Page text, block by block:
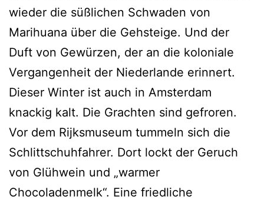
wieder die süßlichen Schwaden von
Marihuana über die Gehsteige. Und der
Duft von Gewürzen, der an die koloniale
Vergangenheit der Niederlande erinnert.
Dieser Winter ist auch in Amsterdam
knackig kalt. Die Grachten sind gefroren.
Vor dem Rijksmuseum tummeln sich die
Schlittschuhfahrer. Dort lockt der Geruch
von Glühwein und „warmer
Chocoladenmelk“. Eine friedliche